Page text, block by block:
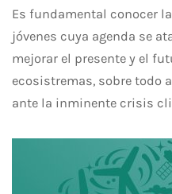
Es fundamental conocer
jóvenes cuya agenda se
mejorar el presente y el
ecosistremas, sobre todo
ante la inminente crisis